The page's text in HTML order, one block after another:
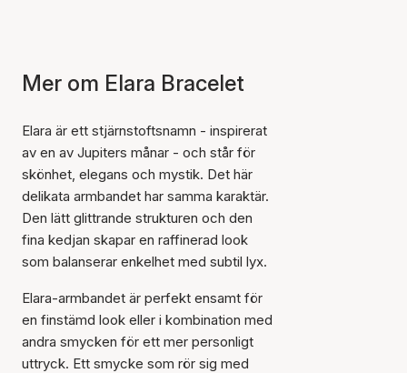
Mer om Elara Bracelet
Elara är ett stjärnstoftsnamn - inspirerat
av en av Jupiters månar - och står för
skönhet, elegans och mystik. Det här
delikata armbandet har samma karaktär.
Den lätt glittrande strukturen och den
fina kedjan skapar en raffinerad look
som balanserar enkelhet med subtil lyx.
Elara-armbandet är perfekt ensamt för
en finstämd look eller i kombination med
andra smycken för ett mer personligt
uttryck. Ett smycke som rör sig med